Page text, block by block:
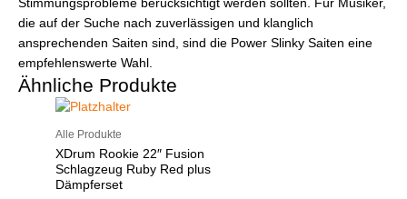
Stimmungsprobleme berücksichtigt werden sollten. Für Musiker,
die auf der Suche nach zuverlässigen und klanglich
ansprechenden Saiten sind, sind die Power Slinky Saiten eine
empfehlenswerte Wahl.
Ähnliche Produkte
Alle Produkte
XDrum Rookie 22″ Fusion
Schlagzeug Ruby Red plus
Dämpferset